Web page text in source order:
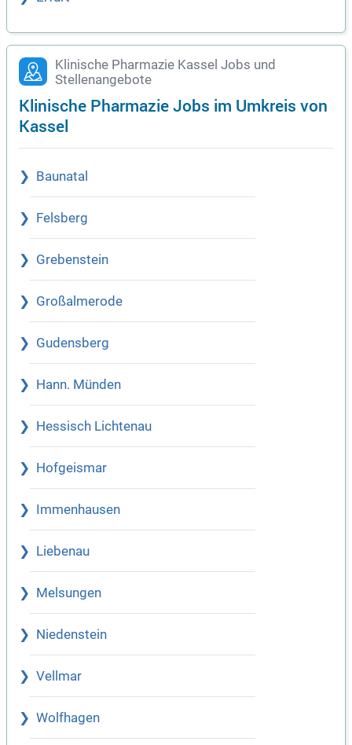
Klinische Pharmazie Kassel Jobs und
Stellenangebote
Klinische Pharmazie Jobs im Umkreis von
Kassel
Baunatal
Felsberg
Grebenstein
Großalmerode
Gudensberg
Hann. Münden
Hessisch Lichtenau
Hofgeismar
Immenhausen
Liebenau
Melsungen
Niedenstein
Vellmar
Wolfhagen